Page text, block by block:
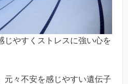
じやすくストレスに強い心を
元々不安を感じやすい遺伝子